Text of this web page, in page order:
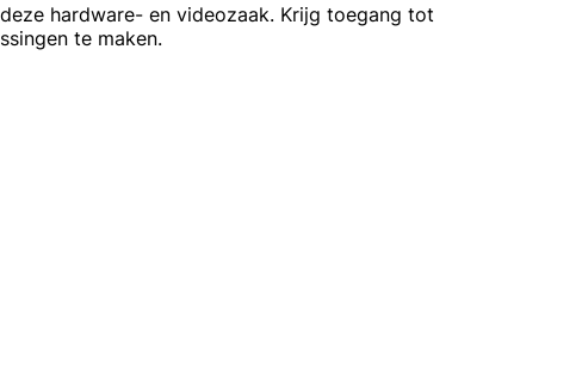
hardware- en videozaak. Krijg toegang tot
te maken.